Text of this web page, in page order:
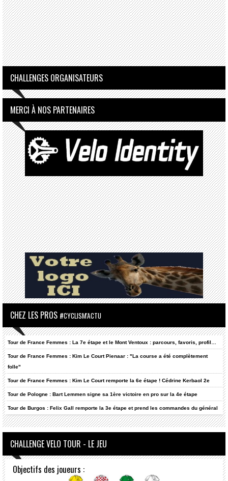
CHALLENGES ORGANISATEURS
MERCI À NOS PARTENAIRES
CHEZ LES PROS #CYCLISM'ACTU
Tour de France Femmes : La 7e étape et le Mont Ventoux : parcours, favoris, profil…
Tour de France Femmes : Kim Le Court Pienaar : "La course a été complètement
folle"
Tour de France Femmes : Kim Le Court remporte la 6e étape ! Cédrine Kerbaol 2e
Tour de Pologne : Bart Lemmen signe sa 1ère victoire en pro sur la 4e étape
Tour de Burgos : Felix Gall remporte la 3e étape et prend les commandes du général
CHALLENGE VELO TOUR - LE JEU
Objectifs des joueurs :